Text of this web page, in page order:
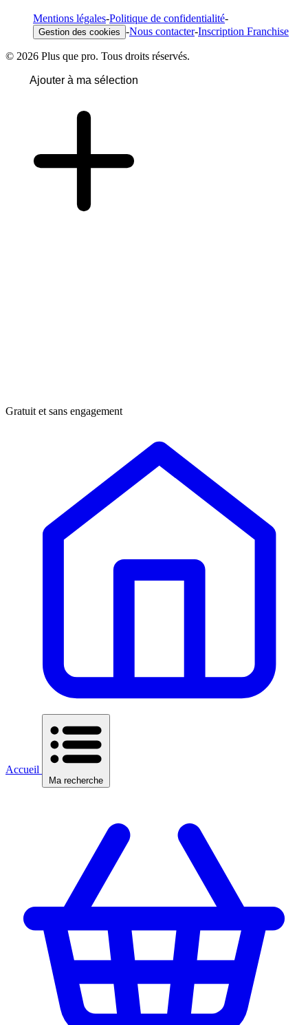
Mentions légales-Politique de confidentialité-
Gestion des cookies -Nous contacter-Inscription Franchise
© 2026 Plus que pro. Tous droits réservés.
Ajouter à ma sélection
Gratuit et sans engagement
Accueil
Ma recherche